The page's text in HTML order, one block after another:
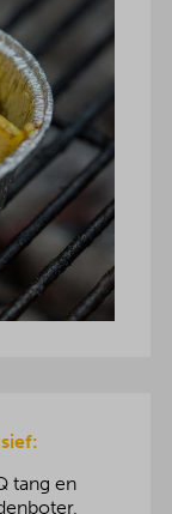
tang en